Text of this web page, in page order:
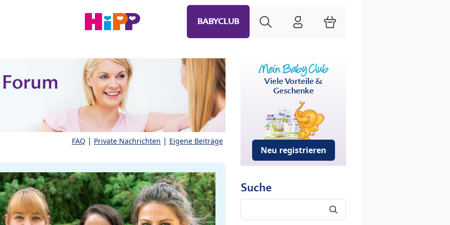
BABYCLUB HiPP Mein Babyclub
Warenkorb
FAQ | Private Nachrichten | Eigene Beiträge
Viele Vorteile &
Geschenke
Neu registrieren
Suche